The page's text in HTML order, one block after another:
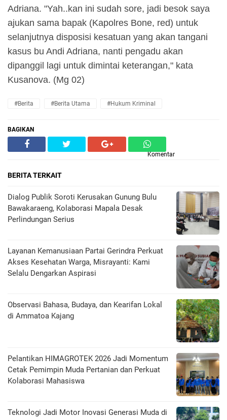
Adriana. "Yah..kan ini sudah sore, jadi besok saya
ajukan sama bapak (Kapolres Bone, red) untuk
selanjutnya disposisi kesatuan yang akan tangani
kasus bu Andi Adriana, nanti pengadu akan
dipanggil lagi untuk dimintai keterangan," kata
Kusanova. (Mg 02)
#Berita #Berita Utama #hukum Kriminal
BAGIKAN
Komentar
BERITA TERKAIT
Dialog Publik Soroti Kerusakan Gunung Bulu
Bawakaraeng, Kolaborasi Mapala Desak
Perlindungan Serius
Layanan Kemanusiaan Partai Gerindra Perkuat
Akses Kesehatan Warga, Misrayanti: Kami
Selalu Dengarkan Aspirasi
Observasi Bahasa, Budaya, dan Kearifan Lokal
di Ammatoa Kajang
Pelantikan HIMAGROTEK 2026 Jadi Momentum
Cetak Pemimpin Muda Pertanian dan Perkuat
Kolaborasi Mahasiswa
Teknologi Jadi Motor Inovasi Generasi Muda di